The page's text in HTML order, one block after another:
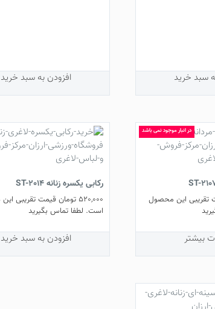
سبد خرید افزودن به سبد خرید
در انبار موجود نمی باشد
این محصول
بیشتر
رکابی یکسره زنانه ST-2014
520,000 تومانقیمت تقریبی
است. لطفا تماس بگیرید
افزودن به سبد خرید